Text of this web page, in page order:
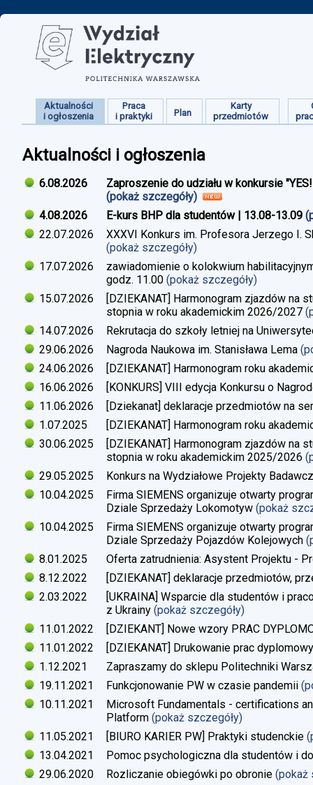
Aktualności
i ogłoszenia
Praca
i praktyki
Plan
Karty
przedmiotów
Aktualności i ogłoszenia
6.08.2026
Zaproszenie do udziału w konkursie
(pokaż szczegóły)
4.08.2026
E-kurs BHP dla studentów | 13.08-13.09
22.07.2026
XXXVI Konkurs im. Profesora Jerzego I.
(pokaż szczegóły)
17.07.2026
zawiadomienie o kolokwium
godz. 11.00 (pokaż szczegóły)
15.07.2026
[DZIEKANAT] Harmonogram zjazdów na
stopnia w roku akademickim 2026/2027
14.07.2026
Rekrutacja do szkoły letniej na
29.06.2026
Nagroda Naukowa im. Stanisława Lema
24.06.2026
[DZIEKANAT] Harmonogram roku
16.06.2026
[KONKURS] VIII edycja Konkursu o
11.06.2026
[Dziekanat] deklaracje przedmiotów na
1.07.2025
[DZIEKANAT] Harmonogram roku
30.06.2025
[DZIEKANAT] Harmonogram zjazdów na
stopnia w roku akademickim 2025/2026
29.05.2025
Konkurs na Wydziałowe Projekty
10.04.2025
Firma SIEMENS organizuje otwarty
Dziale Sprzedaży Lokomotyw (pokaż
10.04.2025
Firma SIEMENS organizuje otwarty
Dziale Sprzedaży Pojazdów Kolejowych
8.01.2025
Oferta zatrudnienia: Asystent Projektu -
8.12.2022
[DZIEKANAT] deklaracje przedmiotów,
2.03.2022
[UKRAINA] Wsparcie dla studentów i
z Ukrainy (pokaż szczegóły)
11.01.2022
[DZIEKANT] Nowe wzory PRAC
11.01.2022
[DZIEKANAT] Drukowanie prac
1.12.2021
Zapraszamy do sklepu Politechniki
19.11.2021
Funkcjonowanie PW w czasie pandemii
10.11.2021
Microsoft Fundamentals - certifications
Platform (pokaż szczegóły)
11.05.2021
[BIURO KARIER PW] Praktyki studenckie
13.04.2021
Pomoc psychologiczna dla studentów i
29.06.2020
Rozliczanie obiegówki po obronie (pokaż